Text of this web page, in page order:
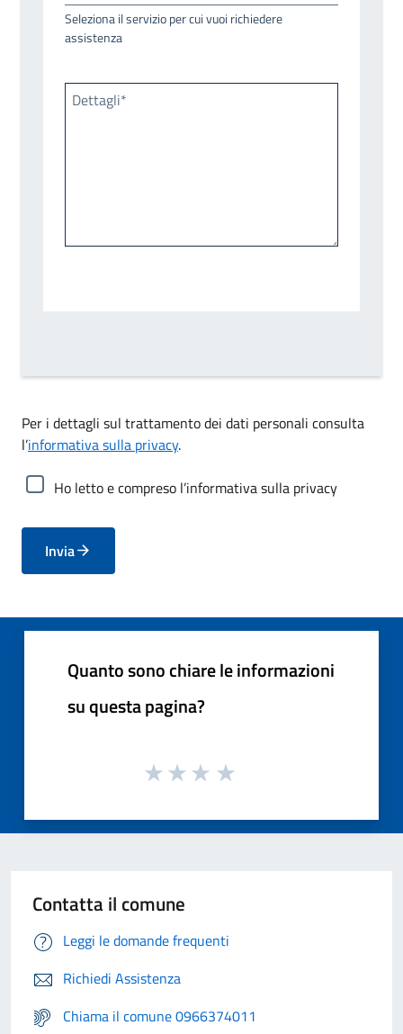
Seleziona il servizio per cui vuoi richiedere
assistenza
Dettagli*
Per i dettagli sul trattamento dei dati personali consulta
l’informativa sulla privacy.
Ho letto e compreso l’informativa sulla privacy
Invia
Quanto sono chiare le informazioni
su questa pagina?
Contatta il comune
Leggi le domande frequenti
Richiedi Assistenza
Chiama il comune 0966374011